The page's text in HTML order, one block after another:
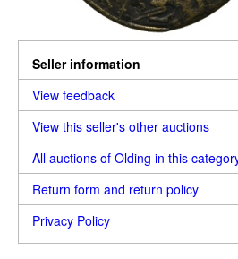
Seller information
View feedback
View this seller's other auctions
All auctions of Olding in this
Return form and return policy
Privacy Policy